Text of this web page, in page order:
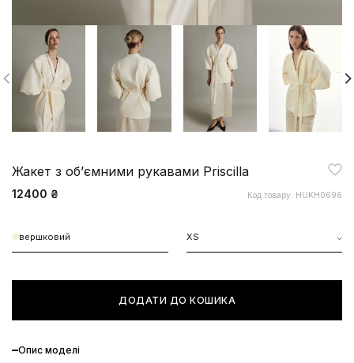
Жакет з обʼємними рукавами Priscilla
12400 ₴ Код товару: HUKH0696
вершковий XS
ДОДАТИ ДО КОШИКА
Опис моделі